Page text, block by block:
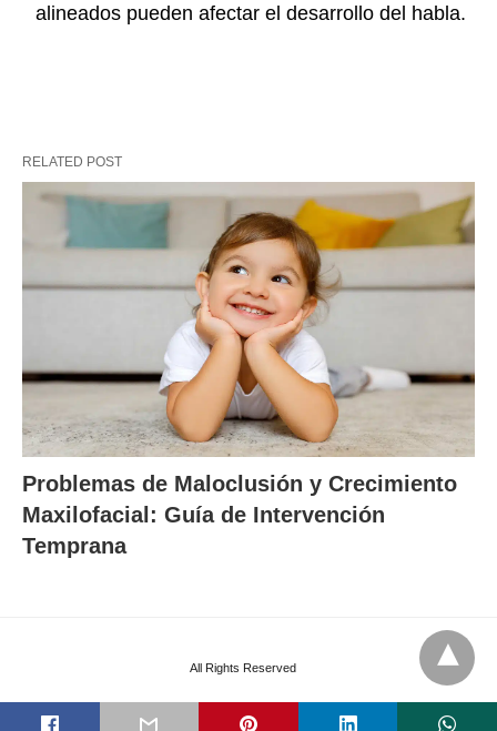
alineados pueden afectar el desarrollo del habla.
RELATED POST
Problemas de Maloclusión y Crecimiento
Maxilofacial: Guía de Intervención
Temprana
All Rights Reserved